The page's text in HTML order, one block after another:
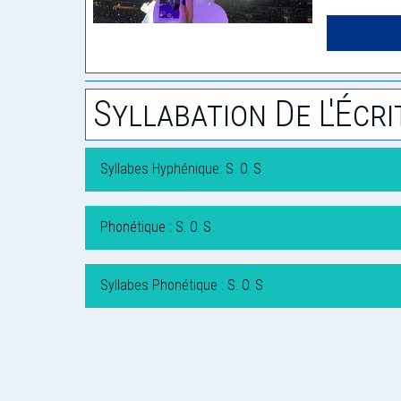
Syllabation De
Syllabes Hyphénique: S. O. S
Phonétique : S. O. S
Syllabes Phonétique : S. O. S